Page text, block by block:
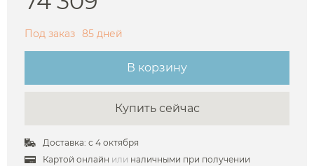
Под заказ 85 дней
В корзину
Купить сейчас
Доставка: с 4 октября
Картой онлайн или наличными при получении